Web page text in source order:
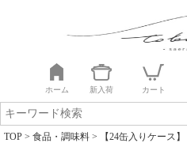
ホーム 新入荷 カート
TOP 食品・調味料 【24缶入りケース